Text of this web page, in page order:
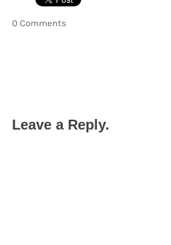
0 Comments
Leave a Reply.